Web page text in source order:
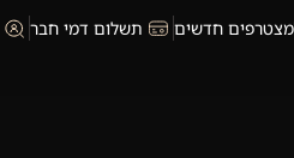
חדשים תשלום דמי חבר